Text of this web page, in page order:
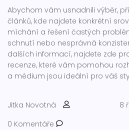
Abychom vám usnadnili výběr,
článků, kde najdete konkrétní
míchání a řešení častých
schnutí nebo nesprávná
dalších informací, najdete zde
recenze, které vám pomohou
a médium jsou ideální pro váš
Jitka Novotná
8
0 Komentáře